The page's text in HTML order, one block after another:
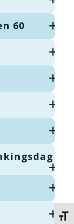
60